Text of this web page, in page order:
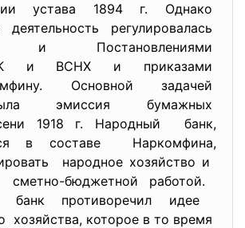
устава 1894 г. Однако
деятельность регулировалась
и Постановлениями
и ВСНХ и приказами
Основной задачей
эмиссия бумажных
1918 г. Народный банк,
в составе Наркомфина,
народное хозяйство и
сметно-бюджетной работой.
противоречил идее
хозяйства, которое в то время